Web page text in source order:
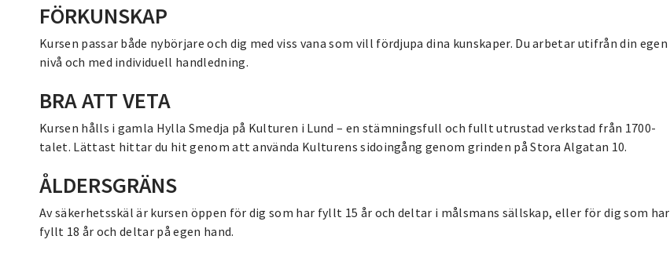
FÖRKUNSKAP
Kursen passar både nybörjare och dig med viss vana som vill fördjupa dina kunskaper. Du arbetar utifrån din egen
nivå och med individuell handledning.
BRA ATT VETA
Kursen hålls i gamla Hylla Smedja på Kulturen i Lund – en stämningsfull och fullt utrustad verkstad från 1700-
talet. Lättast hittar du hit genom att använda Kulturens sidoingång genom grinden på Stora Algatan 10.
ÅLDERSGRÄNS
Av säkerhetsskäl är kursen öppen för dig som har fyllt 15 år och deltar i målsmans sällskap, eller för dig som har
fyllt 18 år och deltar på egen hand.